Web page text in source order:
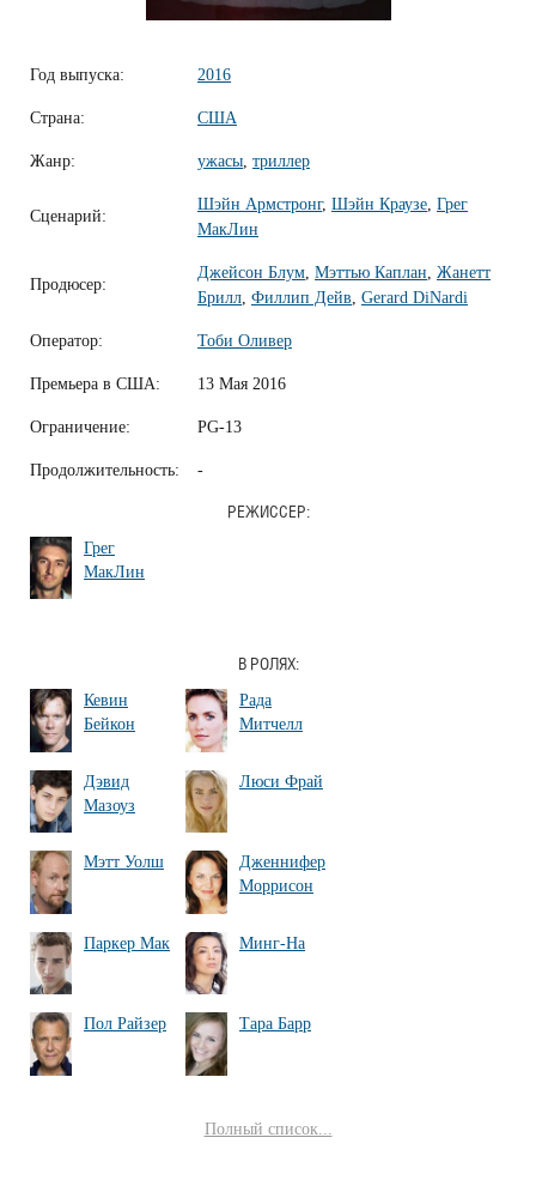
Год выпуска: 2016
Страна: США
Жанр: ужасы триллер
Сценарий:
Шэйн Армстронг, Шэйн Краузе Грег
МакЛин
Продюсер:
Джейсон Блум Мэттью Каплан Жанетт
Брилл Филлип Дейв Gerard DiNardi
Оператор: Тоби Оливер
Премьера в США: 13 Мая 2016
Ограничение: PG-13
Продолжительность: -
РЕЖИССЕР:
Грег
МакЛин
В РОЛЯХ:
Кевин
Бейкон
Рада
Митчелл
Дэвид
Мазоуз
Люси Фрай
Мэтт Уолш
Дженнифер
Моррисон
Паркер Мак Минг-На
Пол Райзер Тара Барр
Полный список...